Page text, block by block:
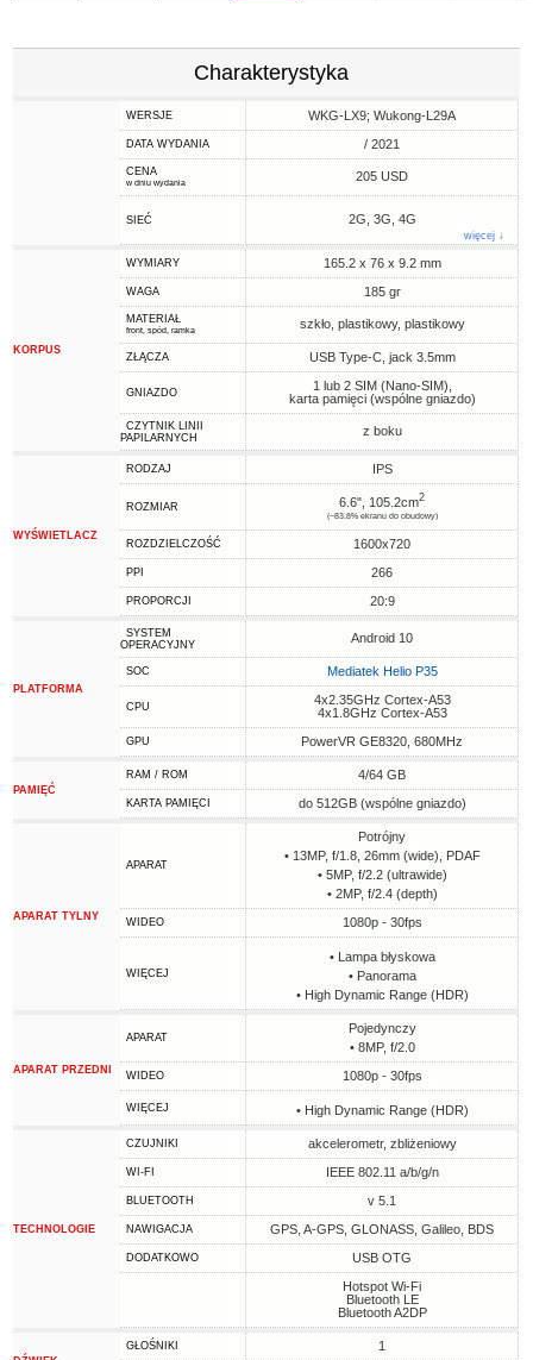
Charakterystyka
WERSJE WKG-LX9; Wukong-L29A
DATA WYDANIA / 2021
CENA
w dniu wydania 205 USD
SIEĆ 2G, 3G, 4G
więcej ↓
KORPUS
WYMIARY 165.2 x 76 x 9.2 mm
WAGA 185 gr
MATERIAŁ
front, spód, ramka szkło, plastikowy, plastikowy
ZŁĄCZA USB Type-C, jack 3.5mm
GNIAZDO
1 lub 2 SIM (Nano-SIM),
karta pamięci (wspólne gniazdo)
CZYTNIK LINII
PAPILARNYCH
z boku
WYŚWIETLACZ
RODZAJ IPS
ROZMIAR 6.6", 105.2cm2
(~83.8% ekranu do obudowy)
ROZDZIELCZOŚĆ 1600x720
PPI 266
PROPORCJI 20:9
PLATFORMA
SYSTEM
OPERACYJNY
Android 10
SOC Mediatek Helio P35
CPU
4x2.35GHz Cortex-A53
4x1.8GHz Cortex-A53
GPU PowerVR GE8320, 680MHz
PAMIĘĆ
RAM / ROM 4/64 GB
KARTA PAMIĘCI do 512GB (wspólne gniazdo)
APARAT TYLNY
APARAT
Potrójny
• 13MP, f/1.8, 26mm (wide), PDAF
• 5MP, f/2.2 (ultrawide)
• 2MP, f/2.4 (depth)
WIDEO 1080p - 30fps
WIĘCEJ
• Lampa błyskowa
• Panorama
• High Dynamic Range (HDR)
APARAT PRZEDNI
APARAT
Pojedynczy
• 8MP, f/2.0
WIDEO 1080p - 30fps
WIĘCEJ • High Dynamic Range (HDR)
TECHNOLOGIE
CZUJNIKI akcelerometr, zbliżeniowy
WI-FI IEEE 802.11 a/b/g/n
BLUETOOTH v 5.1
NAWIGACJA GPS, A-GPS, GLONASS, Galileo, BDS
DODATKOWO
USB OTG
Hotspot Wi-Fi
Bluetooth LE
Bluetooth A2DP
GŁOŚNIKI 1